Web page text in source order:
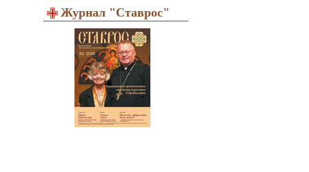
Журнал "Ставрос"